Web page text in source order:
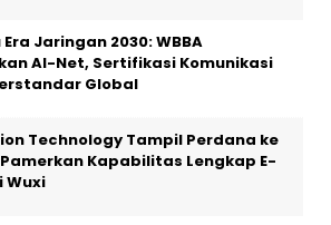
Era Jaringan 2030: WBBA
AI-Net, Sertifikasi Komunikasi
Global
Technology Tampil Perdana ke
Kapabilitas Lengkap E-
Wuxi